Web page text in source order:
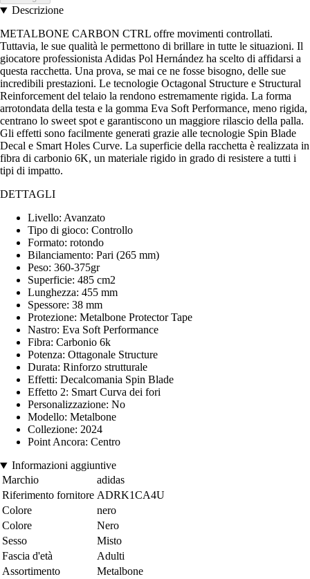
Descrizione
METALBONE CARBON CTRL offre movimenti controllati.
Tuttavia, le sue qualità le permettono di brillare in tutte le situazioni. Il
giocatore professionista Adidas Pol Hernández ha scelto di affidarsi a
questa racchetta. Una prova, se mai ce ne fosse bisogno, delle sue
incredibili prestazioni. Le tecnologie Octagonal Structure e Structural
Reinforcement del telaio la rendono estremamente rigida. La forma
arrotondata della testa e la gomma Eva Soft Performance, meno rigida,
centrano lo sweet spot e garantiscono un maggiore rilascio della palla.
Gli effetti sono facilmente generati grazie alle tecnologie Spin Blade
Decal e Smart Holes Curve. La superficie della racchetta è realizzata in
fibra di carbonio 6K, un materiale rigido in grado di resistere a tutti i
tipi di impatto.
DETTAGLI
Livello: Avanzato
Tipo di gioco: Controllo
Formato: rotondo
Bilanciamento: Pari (265 mm)
Peso: 360-375gr
Superficie: 485 cm2
Lunghezza: 455 mm
Spessore: 38 mm
Protezione: Metalbone Protector Tape
Nastro: Eva Soft Performance
Fibra: Carbonio 6k
Potenza: Ottagonale Structure
Durata: Rinforzo strutturale
Effetti: Decalcomania Spin Blade
Effetto 2: Smart Curva dei fori
Personalizzazione: No
Modello: Metalbone
Collezione: 2024
Point Ancora: Centro
Informazioni aggiuntive
Marchio
adidas
Riferimento fornitore ADRK1CA4U
Colore
nero
Colore
Nero
Sesso
Misto
Fascia d'età
Adulti
Assortimento
Metalbone